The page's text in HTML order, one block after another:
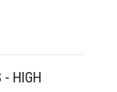
- HIGH